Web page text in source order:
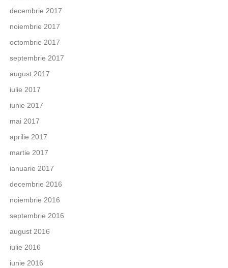
decembrie 2017
noiembrie 2017
octombrie 2017
septembrie 2017
august 2017
iulie 2017
iunie 2017
mai 2017
aprilie 2017
martie 2017
ianuarie 2017
decembrie 2016
noiembrie 2016
septembrie 2016
august 2016
iulie 2016
iunie 2016